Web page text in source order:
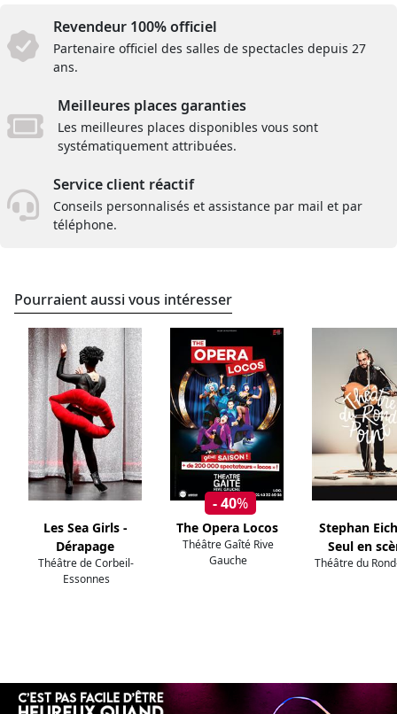
Revendeur 100% officiel
Partenaire officiel des salles de spectacles depuis 27
ans.
Meilleures places garanties
Les meilleures places disponibles vous sont
systématiquement attribuées.
Service client réactif
Conseils personnalisés et assistance par mail et par
téléphone.
Pourraient aussi vous intéresser
Les Sea Girls -
Dérapage
Théâtre de Corbeil-
Essonnes
- 40%
The Opera Locos
Théâtre Gaîté Rive
Gauche
Stephan
Seul en
Théâtre du